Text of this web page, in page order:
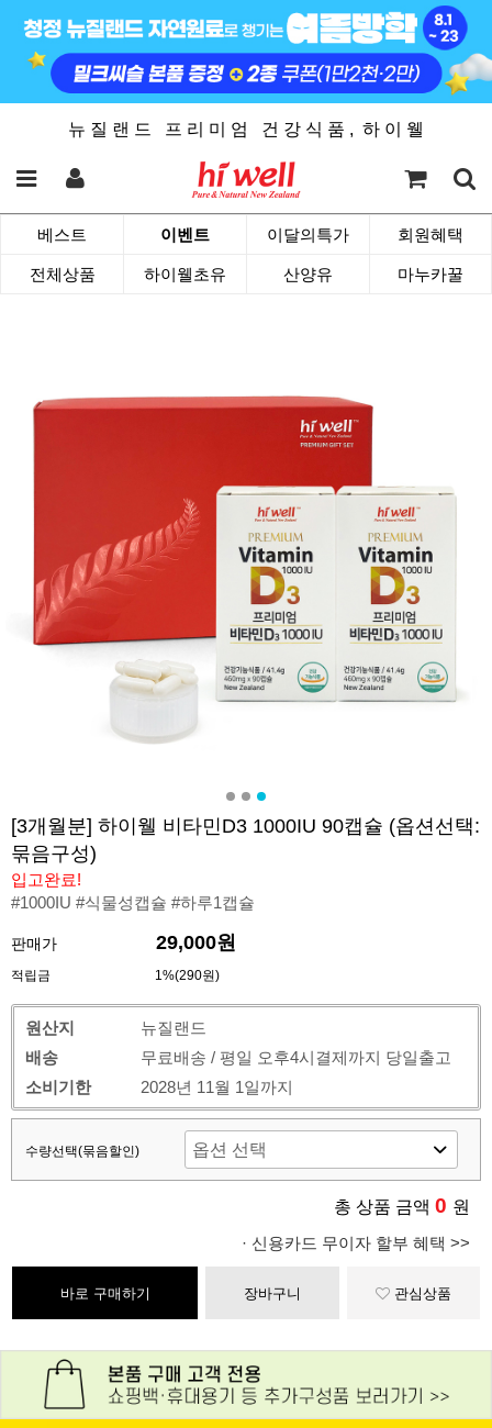
뉴 질 랜 드 프 리 미 엄 건 강 식 품 , 하 이 웰
베스트 이벤트 이달의특가 회원혜택
전체상품 하이웰초유 산양유 마누카꿀
[3개월분] 하이웰 비타민D3 1000IU 90캡슐 (옵션선택:
묶음구성)
입고완료!
#1000IU #식물성캡슐 #하루1캡슐
판매가 29,000원
적립금 1%(290원)
원산지
뉴질랜드
배송
무료배송 / 평일 오후4시결제까지 당일출고
소비기한
2028년 11월 1일까지
수량선택(묶음할인)
총 상품 금액 0 원
· 신용카드 무이자 할부 혜택 >>
바로 구매하기 장바구니 관심상품